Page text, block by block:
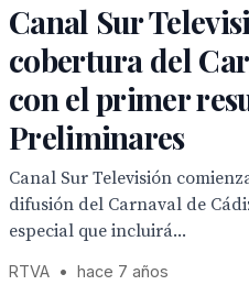
Canal Sur
cobertura del
con el primer
Preliminares
Canal Sur Televisión
difusión del Carnaval de
especial que incluirá...
RTVA • hace 7 años